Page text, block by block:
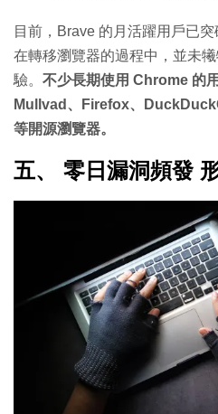
目前，Brave 的月活躍用戶已
在轉移瀏覽器的過程中，並未
驗。 不少長期使用 Chrome 的
Mullvad、Firefox、
等開源瀏覽器。
五、 零日漏洞頻發